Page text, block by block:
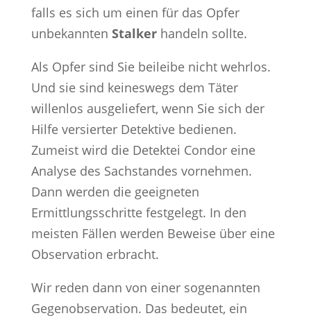
falls es sich um einen für das Opfer
unbekannten Stalker handeln sollte.
Als Opfer sind Sie beileibe nicht wehrlos.
Und sie sind keineswegs dem Täter
willenlos ausgeliefert, wenn Sie sich der
Hilfe versierter Detektive bedienen.
Zumeist wird die Detektei Condor eine
Analyse des Sachstandes vornehmen.
Dann werden die geeigneten
Ermittlungsschritte festgelegt. In den
meisten Fällen werden Beweise über eine
Observation erbracht.
Wir reden dann von einer sogenannten
Gegenobservation. Das bedeutet, ein